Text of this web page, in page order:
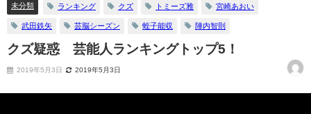
未分類 ランキング クズ トミーズ雅 宮崎あおい
武田鉄矢 芸脳シーズン 蛭子能収 陣内智則
クズ疑惑 芸能人ランキングトップ5！
2019年5月3日 2019年5月3日